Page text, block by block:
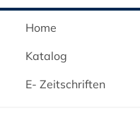
Home
Katalog
E- Zeitschriften